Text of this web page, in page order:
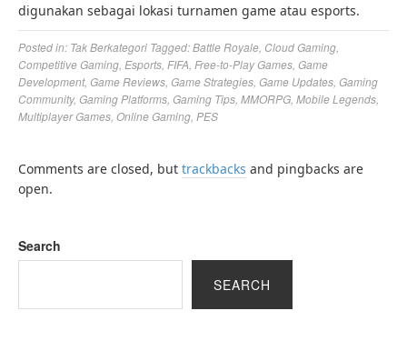
digunakan sebagai lokasi turnamen game atau esports.
Posted in: Tak Berkategori Tagged:Battle Royale Cloud Gaming
Competitive Gaming Esports FIFA Free-to-Play Games Game
Development, Game Reviews Game Strategies Game Updates Gaming
Community, Gaming Platforms Gaming Tips MMORPG Mobile Legends
Multiplayer Games Online Gaming PES
Comments are closed, but trackbacks and pingbacks are
open.
Search
SEARCH